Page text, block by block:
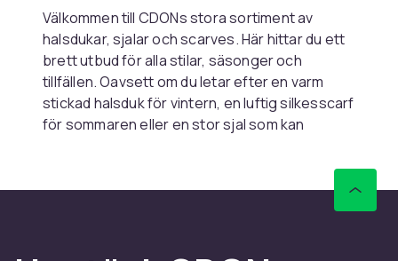
Välkommen till CDONs stora sortiment av
halsdukar, sjalar och scarves. Här hittar du ett
brett utbud för alla stilar, säsonger och
tillfällen. Oavsett om du letar efter en varm
stickad halsduk för vintern, en luftig silkesscarf
för sommaren eller en stor sjal som kan
scarvessamtsjalar.